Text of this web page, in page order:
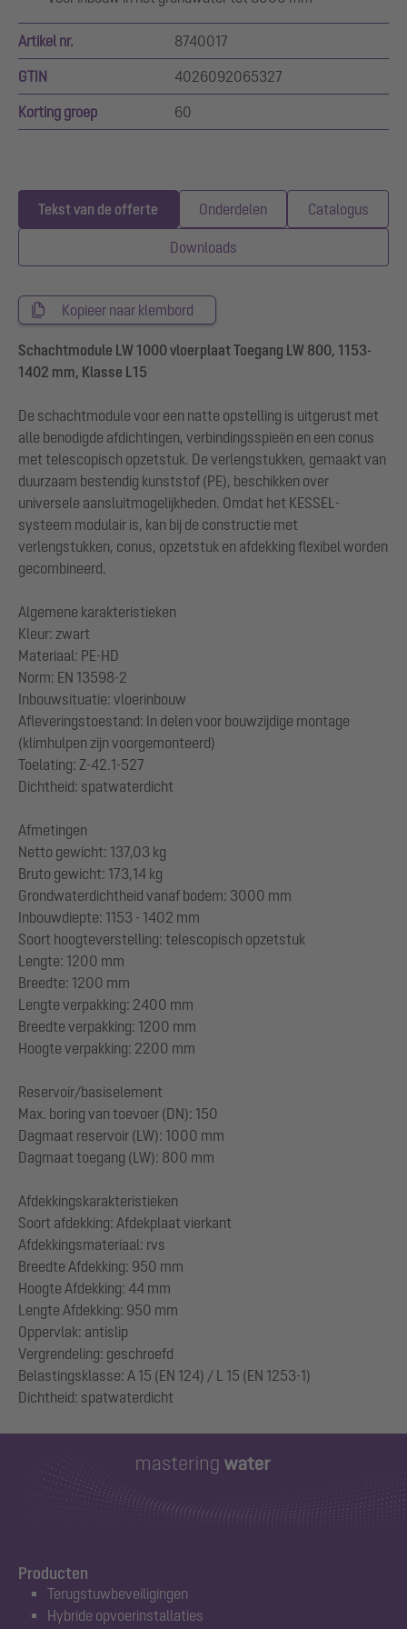
Artikel nr. 8740017
GTIN 4026092065327
Korting groep 60
Tekst van de offerte Onderdelen Catalogus
Downloads
Kopieer naar klembord
Schachtmodule LW 1000 vloerplaat Toegang LW 800, 1153-
1402 mm, Klasse L15
De schachtmodule voor een natte opstelling is uitgerust met
alle benodigde afdichtingen, verbindingsspieën en een conus
met telescopisch opzetstuk. De verlengstukken, gemaakt van
duurzaam bestendig kunststof (PE), beschikken over
universele aansluitmogelijkheden. Omdat het KESSEL-
systeem modulair is, kan bij de constructie met
verlengstukken, conus, opzetstuk en afdekking flexibel worden
gecombineerd.
Algemene karakteristieken
Kleur: zwart
Materiaal: PE-HD
Norm: EN 13598-2
Inbouwsituatie: vloerinbouw
Afleveringstoestand: In delen voor bouwzijdige montage
(klimhulpen zijn voorgemonteerd)
Toelating: Z-42.1-527
Dichtheid: spatwaterdicht
Afmetingen
Netto gewicht: 137,03 kg
Bruto gewicht: 173,14 kg
Grondwaterdichtheid vanaf bodem: 3000 mm
Inbouwdiepte: 1153 - 1402 mm
Soort hoogteverstelling: telescopisch opzetstuk
Lengte: 1200 mm
Breedte: 1200 mm
Lengte verpakking: 2400 mm
Breedte verpakking: 1200 mm
Hoogte verpakking: 2200 mm
Reservoir/basiselement
Max. boring van toevoer (DN): 150
Dagmaat reservoir (LW): 1000 mm
Dagmaat toegang (LW): 800 mm
Afdekkingskarakteristieken
Soort afdekking: Afdekplaat vierkant
Afdekkingsmateriaal: rvs
Breedte Afdekking: 950 mm
Hoogte Afdekking: 44 mm
Lengte Afdekking: 950 mm
Oppervlak: antislip
Vergrendeling: geschroefd
Belastingsklasse: A 15 (EN 124) / L 15 (EN 1253-1)
Producten
Terugstuwbeveiligingen
Hybride opvoerinstallaties